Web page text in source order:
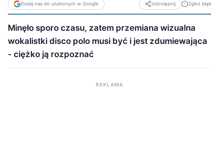
Dodaj nas do ulubionych w Google Udostępnij Zgłoś błąd
Minęło sporo czasu, zatem przemiana wizualna
wokalistki disco polo musi być i jest zdumiewająca
- ciężko ją rozpoznać
REKLAMA